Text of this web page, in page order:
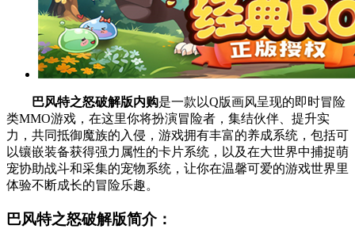
巴风特之怒破解版内购是一款以Q版画风呈现的即时冒险
类MMO游戏，在这里你将扮演冒险者，集结伙伴、提升实
力，共同抵御魔族的入侵，游戏拥有丰富的养成系统，包括可
以镶嵌装备获得强力属性的卡片系统，以及在大世界中捕捉萌
宠协助战斗和采集的宠物系统，让你在温馨可爱的游戏世界里
体验不断成长的冒险乐趣。
巴风特之怒破解版简介：